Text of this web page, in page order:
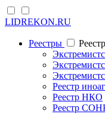
LIDREKON.RU
Реестры
Реестр
Реестр НКО
Реестр